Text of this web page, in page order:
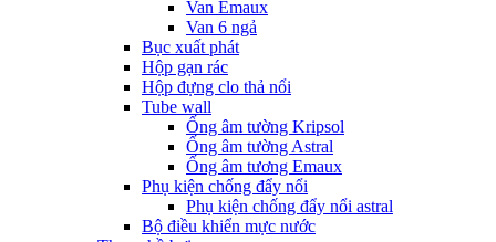
Van Emaux
Van 6 ngả
Bục xuất phát
Hộp gạn rác
Hộp đựng clo thả nổi
Tube wall
Ống âm tường Kripsol
Ống âm tường Astral
Ống âm tương Emaux
Phụ kiện chống đẩy nổi
Phụ kiện chống đẩy nổi astral
Bộ điều khiển mực nước